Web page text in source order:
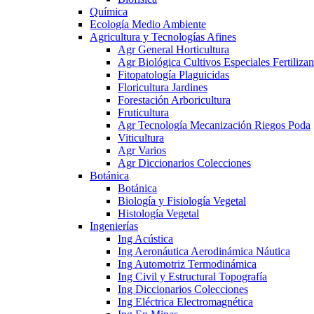
Química
Ecología Medio Ambiente
Agricultura y Tecnologías Afines
Agr General Horticultura
Agr Biológica Cultivos Especiales
Fitopatología Plaguicidas
Floricultura Jardines
Forestación Arboricultura
Fruticultura
Agr Tecnología Mecanización Riegos Poda
Viticultura
Agr Varios
Agr Diccionarios Colecciones
Botánica
Botánica
Biología y Fisiología Vegetal
Histología Vegetal
Ingenierías
Ing Acústica
Ing Aeronáutica Aerodinámica Náutica
Ing Automotriz Termodinámica
Ing Civil y Estructural Topografía
Ing Diccionarios Colecciones
Ing Eléctrica Electromagnética